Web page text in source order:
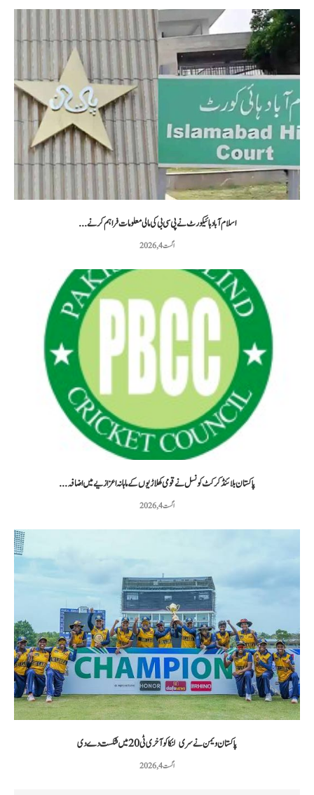
اسلام آباد ہائیکورٹ نے پی سی بی کی مالی معلومات فراہم کرنے...
اگست 4, 2026
پاکستان بلائنڈ کرکٹ کونسل نے قومی کھلاڑیوں کے ماہانہ اعزازیے میں اضافہ...
اگست 4, 2026
پاکستان ویمن نے سری لنکا کو آخری ٹی20 میں شکست دے دی
اگست 4, 2026